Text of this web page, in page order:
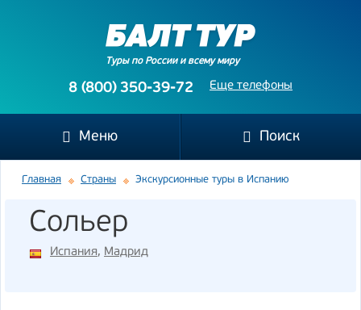
Туры по России и всему миру
Еще телефоны
8 (800) 350-39-72
Меню Поиск
Главная Страны Экскурсионные туры в Испанию
Сольер
Испания, Мадрид